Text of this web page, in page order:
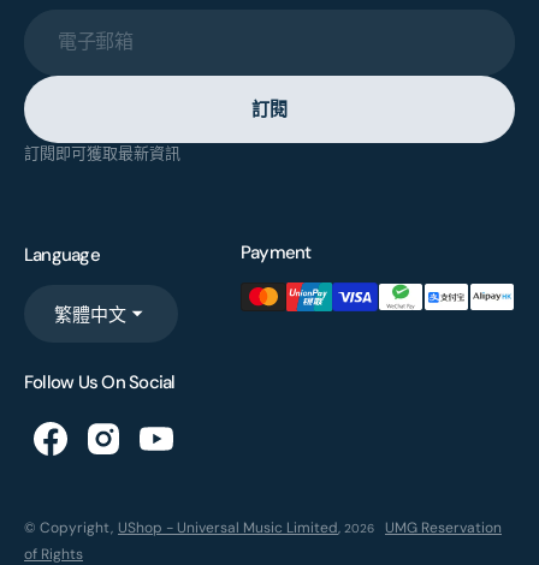
電子郵箱
訂閱
訂閱即可獲取最新資訊
Language
繁體中文
Payment
Follow Us On Social
© Copyright, UShop - Universal Music Limited, 2026
UMG Reservation
of Rights